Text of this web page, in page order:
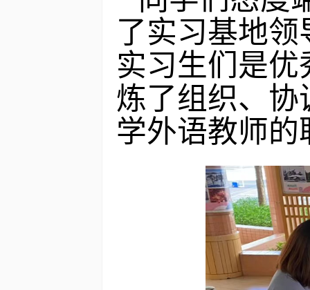
了实习基地
实习生们是
炼了组织、协
学外语教师的